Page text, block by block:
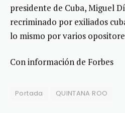
presidente de Cuba, Miguel
recriminado por exiliados
lo mismo por varios
Con información de Forbes
Portada QUINTANA ROO